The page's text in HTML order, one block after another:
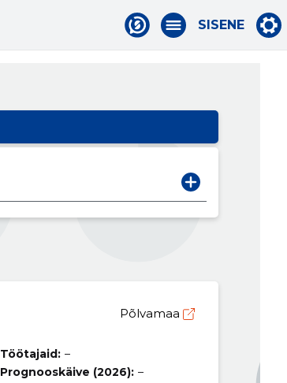
SISENE
Põlvamaa
Töötajaid: –
Prognooskäive (2026): –